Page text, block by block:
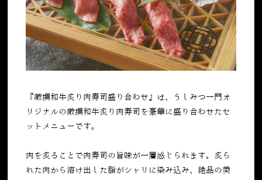
『厳撰和牛炙り肉寿司盛り合わせ』は、うしみつ一門オ
リジナルの厳撰和牛炙り肉寿司を豪華に盛り合わせたセ
ットメニューです。
肉を炙ることで肉寿司の旨味が一層感じられます。炙ら
れた肉から溶け出した脂がシャリに染み込み、絶品の美